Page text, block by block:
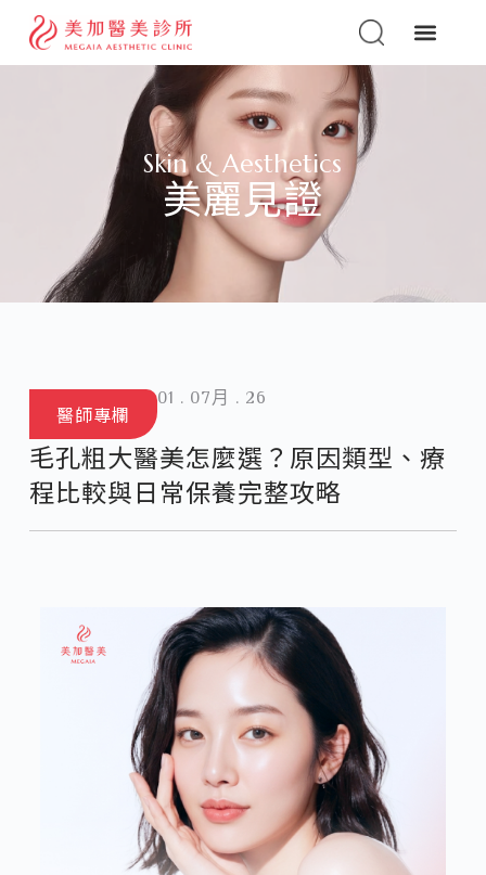
Skin & Aesthetics
美麗見證
醫師專欄
01 . 07月 . 26
毛孔粗大醫美怎麼選？原因類型、療
程比較與日常保養完整攻略